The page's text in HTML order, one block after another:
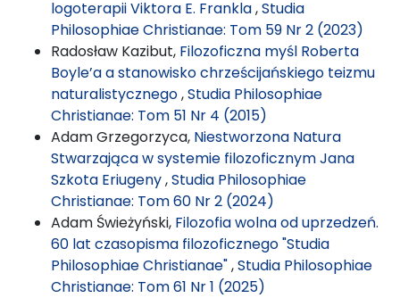
logoterapii Viktora E. Frankla,Studia
Philosophiae Christianae: Tom 59 Nr 2 (2023)
Radosław Kazibut, Filozoficzna myśl Roberta
Boyle’a a stanowisko chrześcijańskiego teizmu
naturalistycznego,Studia Philosophiae
Christianae: Tom 51 Nr 4 (2015)
Adam Grzegorzyca, Niestworzona Natura
Stwarzająca w systemie filozoficznym Jana
Szkota Eriugeny,Studia Philosophiae
Christianae: Tom 60 Nr 2 (2024)
Adam Świeżyński, Filozofia wolna od uprzedzeń.
60 lat czasopisma filozoficznego "Studia
Philosophiae Christianae",Studia Philosophiae
Christianae: Tom 61 Nr 1 (2025)